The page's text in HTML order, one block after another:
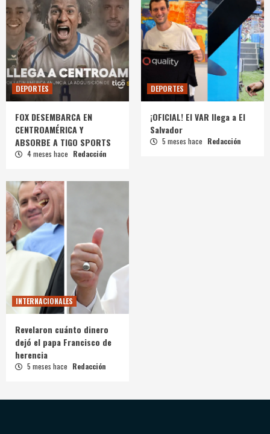
DEPORTES
FOX DESEMBARCA EN
CENTROAMÉRICA Y
ABSORBE A TIGO SPORTS
4 meses hace Redacción
DEPORTES
¡OFICIAL! El VAR llega a El
Salvador
5 meses hace Redacción
INTERNACIONALES
Revelaron cuánto dinero
dejó el papa Francisco de
herencia
5 meses hace Redacción